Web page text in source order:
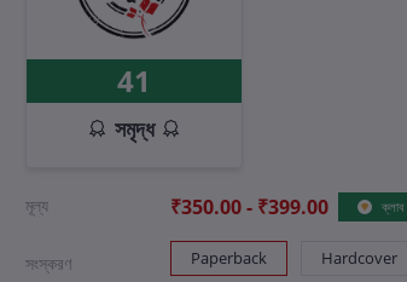
41
সমৃদ্ধ
মূল্য ₹350.00 - ₹399.00 ক্লাব
সংস্করণ Paperback Hardcover